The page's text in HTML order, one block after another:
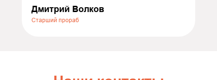
экстренному случаю — очень приятно.
Порадовало отношение: не стали
Дмитрий Волков
Старший прораб